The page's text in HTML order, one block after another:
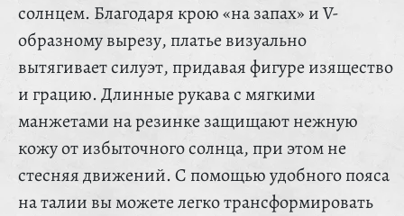
солнцем. Благодаря крою «на запах» и V-
образному вырезу, платье визуально
вытягивает силуэт, придавая фигуре изящество
и грацию. Длинные рукава с мягкими
манжетами на резинке защищают нежную
кожу от избыточного солнца, при этом не
стесняя движений. С помощью удобного пояса
на талии вы можете легко трансформировать